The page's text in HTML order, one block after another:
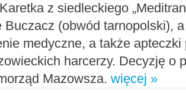
z siedleckiego
Buczacz (obwód tarnopolski),
medyczne, a także apteczki
harcerzy. Decyzję o
Mazowsza. więcej »